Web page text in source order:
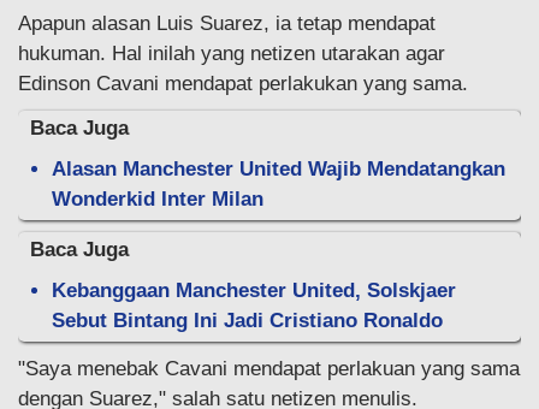
Apapun alasan Luis Suarez, ia tetap mendapat
hukuman. Hal inilah yang netizen utarakan agar
Edinson Cavani mendapat perlakukan yang sama.
Baca Juga
Alasan Manchester United Wajib Mendatangkan
Wonderkid Inter Milan
Baca Juga
Kebanggaan Manchester United, Solskjaer
Sebut Bintang Ini Jadi Cristiano Ronaldo
"Saya menebak Cavani mendapat perlakuan yang sama
dengan Suarez," salah satu netizen menulis.